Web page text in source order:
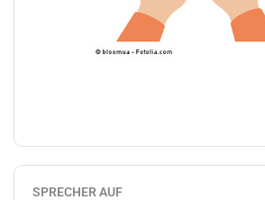
SPRECHER AUF